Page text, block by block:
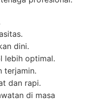
dini.
lebih optimal.
terjamin.
dan rapi.
di masa